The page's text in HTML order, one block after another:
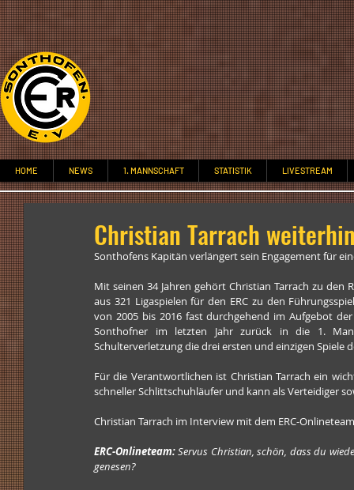
HOME NEWS 1. MANNSCHAFT STATISTIK LIVESTREAM
Christian Tarrach
Sonthofens Kapitän verlängert sein Engagement für
Mit seinen 34 Jahren gehört Christian Tarrach zu den
aus 321 Ligaspielen für den ERC zu den
von 2005 bis 2016 fast durchgehend im Aufgebot
Sonthofner im letzten Jahr zurück in die 1.
Schulterverletzung die drei ersten und einzigen Spiele
Für die Verantwortlichen ist Christian Tarrach ein
schneller Schlittschuhläufer und kann als Verteidiger
Christian Tarrach im Interview mit dem ERC-
ERC-Onlineteam: Servus Christian, schön, dass du
genesen?